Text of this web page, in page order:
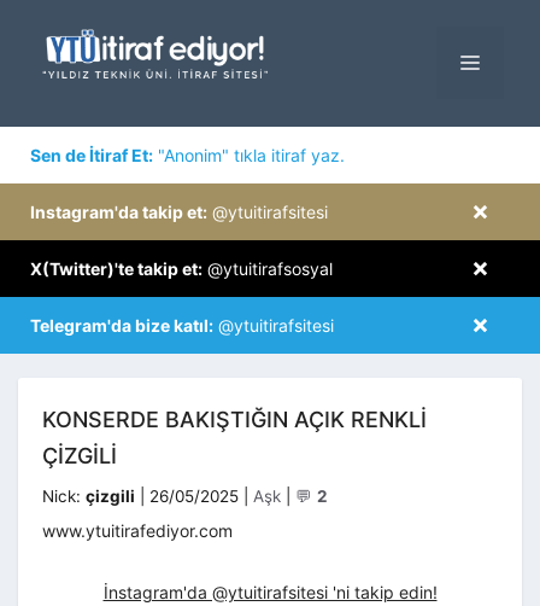
MENÜ
Sen de İtiraf Et: "Anonim" tıkla itiraf yaz.
×
Instagram'da takip et: @ytuitirafsitesi
×
X(Twitter)'te takip et: @ytuitirafsosyal
×
Telegram'da bize katıl: @ytuitirafsitesi
KONSERDE BAKIŞTIĞIN AÇIK RENKLİ
ÇİZGİLİ
Nick: çizgili 26/05/2025 Kategoriler
Aşk 💬 2
www.ytuitirafediyor.com
İnstagram'da @ytuitirafsitesi 'ni takip edin!